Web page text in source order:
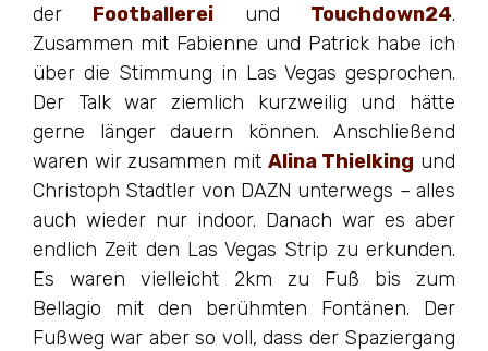
der Footballerei und Touchdown24.
Zusammen mit Fabienne und Patrick habe ich
über die Stimmung in Las Vegas gesprochen.
Der Talk war ziemlich kurzweilig und hätte
gerne länger dauern können. Anschließend
waren wir zusammen mit Alina Thielking und
Christoph Stadtler von DAZN unterwegs – alles
auch wieder nur indoor. Danach war es aber
endlich Zeit den Las Vegas Strip zu erkunden.
Es waren vielleicht 2km zu Fuß bis zum
Bellagio mit den berühmten Fontänen. Der
Fußweg war aber so voll, dass der Spaziergang